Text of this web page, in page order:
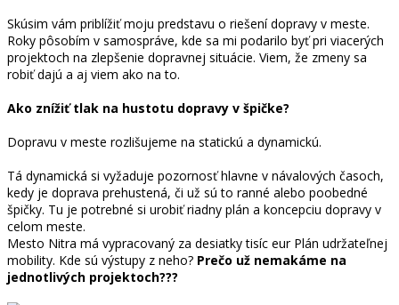
Skúsim vám priblížiť moju predstavu o riešení dopravy v meste.
Roky pôsobím v samospráve, kde sa mi podarilo byť pri viacerých
projektoch na zlepšenie dopravnej situácie. Viem, že zmeny sa
robiť dajú a aj viem ako na to.
Ako znížiť tlak na hustotu dopravy v špičke?
Dopravu v meste rozlišujeme na statickú a dynamickú.
Tá dynamická si vyžaduje pozornosť hlavne v návalových časoch,
kedy je doprava prehustená, či už sú to ranné alebo poobedné
špičky. Tu je potrebné si urobiť riadny plán a koncepciu dopravy v
celom meste.
Mesto Nitra má vypracovaný za desiatky tisíc eur Plán udržateľnej
mobility. Kde sú výstupy z neho? Prečo už nemakáme na
jednotlivých projektoch???